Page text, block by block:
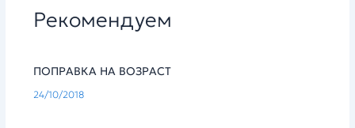
Рекомендуем
ПОПРАВКА НА ВОЗРАСТ
24/10/2018